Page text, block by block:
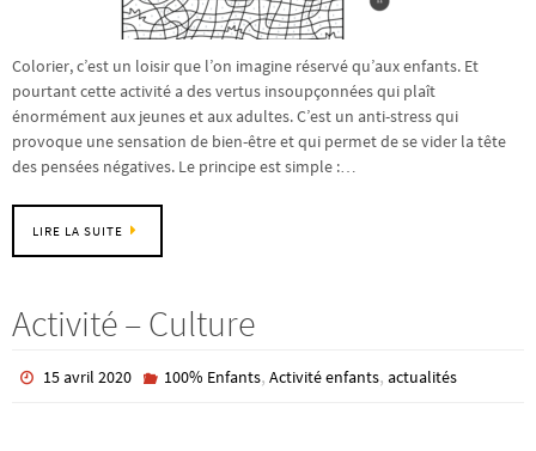
Colorier, c’est un loisir que l’on imagine réservé qu’aux enfants. Et
pourtant cette activité a des vertus insoupçonnées qui plaît
énormément aux jeunes et aux adultes. C’est un anti-stress qui
provoque une sensation de bien-être et qui permet de se vider la tête
des pensées négatives. Le principe est simple :…
LIRE LA SUITE
Activité – Culture
15 avril 2020 100% Enfants, Activité enfants, actualités